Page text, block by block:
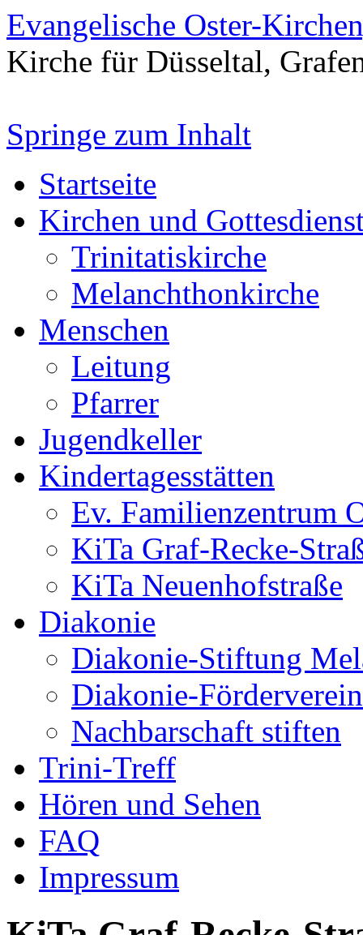
Evangelische Oster-
Kirche für Düsseltal,
Springe zum Inhalt
Startseite
Kirchen und
Trinitatiskirche
Melanchthonkirche
Menschen
Leitung
Pfarrer
Jugendkeller
Kindertagesstätten
Ev. Familienzentrum
KiTa Graf-Recke-
KiTa Neuenhofstraße
Diakonie
Diakonie-Stiftung
Diakonie-
Nachbarschaft stiften
Trini-Treff
Hören und Sehen
FAQ
Impressum